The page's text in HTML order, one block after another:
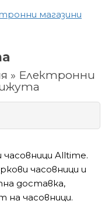
магазини
» Електронни
часовници Alltime.
часовници и
доставка,
на часовници.